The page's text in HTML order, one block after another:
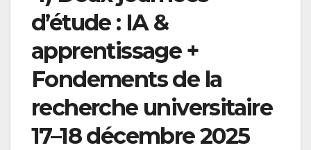
d’étude : IA &
apprentissage +
Fondements de la
recherche universitaire
17–18 décembre 2025